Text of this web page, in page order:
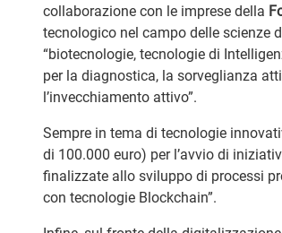
collaborazione con le imprese della
tecnologico nel campo delle scienze
“biotecnologie, tecnologie di
per la diagnostica, la sorveglianza
l’invecchiamento attivo”.
Sempre in tema di tecnologie
di 100.000 euro) per l’avvio di
finalizzate allo sviluppo di processi
con tecnologie Blockchain”.